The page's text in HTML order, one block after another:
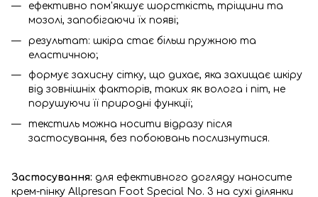
ефективно пом'якшує шорсткість, тріщини та
мозолі, запобігаючи їх появі;
результат: шкіра стає більш пружною та
еластичною;
формує захисну сітку, що дихає, яка захищає шкіру
від зовнішніх факторів, таких як волога і піт, не
порушуючи її природні функції;
текстиль можна носити відразу після
застосування, без побоювань послизнутися.
Застосування: для ефективного догляду наносите
крем-пінку Allpresan Foot Special No. 3 на сухі ділянки